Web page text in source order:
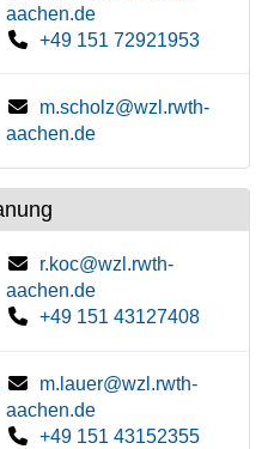
aachen.de
+49 151 72921953
m.scholz@wzl.rwth-
aachen.de
r.koc@wzl.rwth-
aachen.de
+49 151 43127408
m.lauer@wzl.rwth-
aachen.de
+49 151 43152355